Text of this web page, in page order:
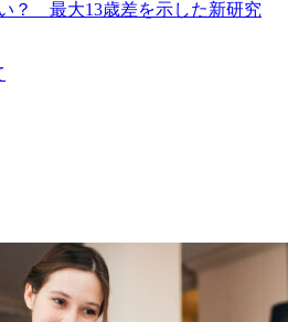
？ 最大13歳差を示した新研究